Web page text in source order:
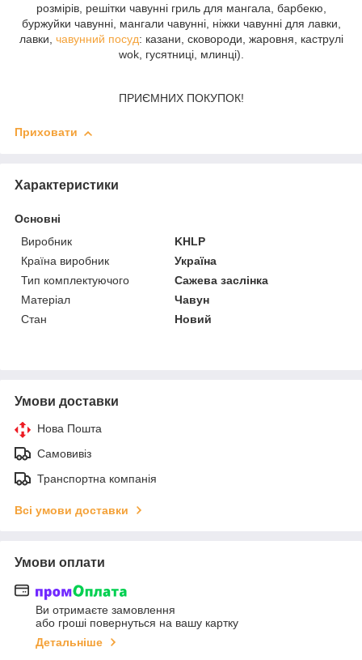
розмірів, решітки чавунні гриль для мангала, барбекю,
буржуйки чавунні, мангали чавунні, ніжки чавунні для лавки,
лавки, чавунний посуд: казани, сковороди, жаровня, каструлі
wok, гусятниці, млинці).
ПРИЄМНИХ ПОКУПОК!
Приховати
Характеристики
Основні
Виробник
KHLP
Країна виробник
Україна
Тип комплектуючого
Сажева заслінка
Матеріал
Чавун
Стан
Новий
Умови доставки
Нова Пошта
Самовивіз
Транспортна компанія
Всі умови доставки
Умови оплати
Ви отримаєте замовлення
або гроші повернуться на вашу картку
Детальніше